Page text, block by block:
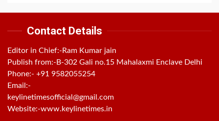
Contact Details
Editor in Chief:-Ram Kumar jain
Publish from:- B-302 Gali no.15 Mahalaxmi Enclave Delhi
Phone:- +91 9582055254
Email:-
keylinetimesofficial@gmail.com
Website:-www.keylinetimes.in